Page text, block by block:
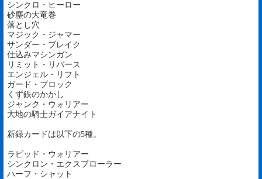
シンクロ・ヒーロー
砂塵の大竜巻
落とし穴
マジック・ジャマー
サンダー・ブレイク
仕込みマシンガン
リミット・リバース
エンジェル・リフト
ガード・ブロック
くず鉄のかかし
ジャンク・ウォリアー
大地の騎士ガイアナイト
新録カードは以下の5種。
ラピッド・ウォリアー
シンクロン・エクスプローラー
ハーフ・シャット